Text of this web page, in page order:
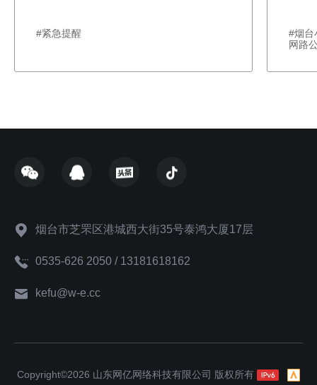
#紧急提醒
#烟
网路
烟台市芝罘区港城西大街35号泰鸿大厦17层
0535-626 2050 / 13181618162
kefu@w-e.cc
Copyright©2026 山东网亿网络科技有限公司 版权所有